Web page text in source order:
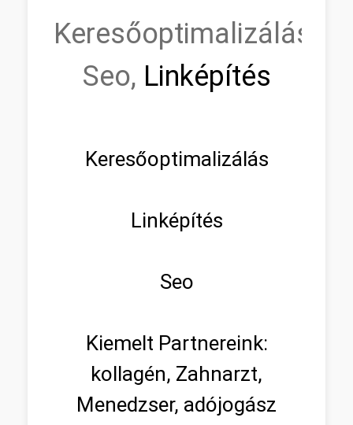
Keresőoptimalizálás,
Seo, Linképítés
Keresőoptimalizálás
Linképítés
Seo
Kiemelt Partnereink:
kollagén, Zahnarzt,
Menedzser, adójogász